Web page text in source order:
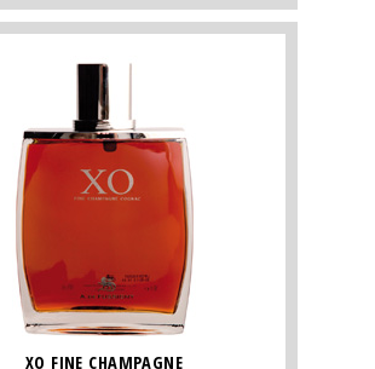
XO FINE CHAMPAGNE